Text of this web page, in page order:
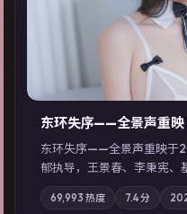
东环失序——全景声重映
东环失序——全景声重映于
郁执导，王景春、李秉宪、
事主轴，科技与人性的边界
强化地域气质；站内亦可通
69,993 热度 7.4分